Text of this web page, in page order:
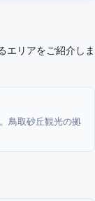
エリアをご紹介しま
鳥取砂丘観光の拠